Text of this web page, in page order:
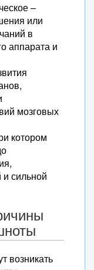
–
или
в
аппарата и
мозговых
котором
сильной
возникать